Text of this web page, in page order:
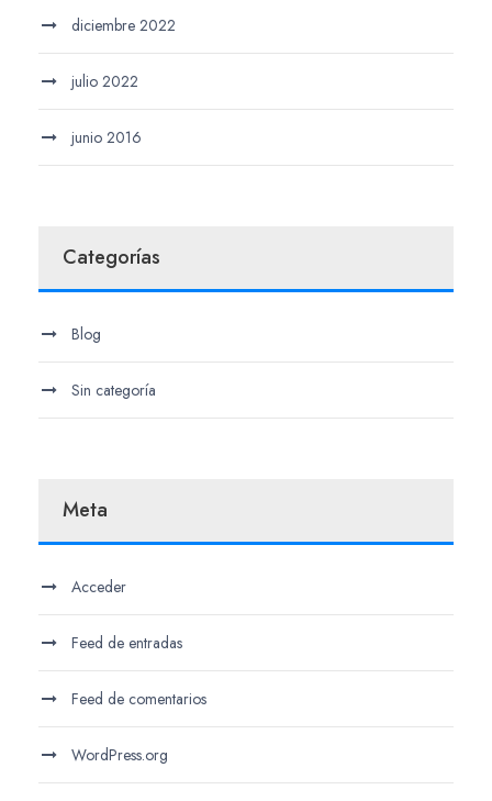
diciembre 2022
julio 2022
junio 2016
Categorías
Blog
Sin categoría
Meta
Acceder
Feed de entradas
Feed de comentarios
WordPress.org